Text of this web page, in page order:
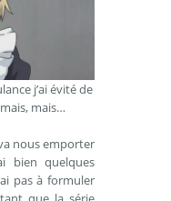
j’ai évité de
mais…
nous emporter
bien quelques
pas à formuler